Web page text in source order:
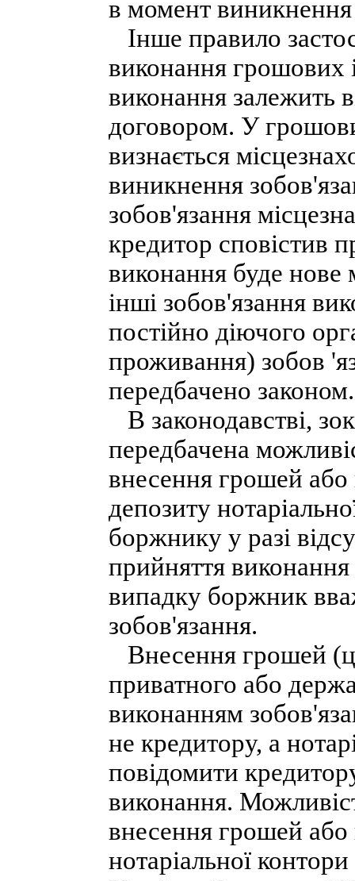
в момент виникнення
Інше правило
виконання грошових
виконання залежить
договором. У
визнається
виникнення
зобов'язання
кредитор сповістив
виконання буде нове
інші зобов'язання
постійно діючого
проживання) зобов
передбачено законом.
В законодавстві,
передбачена
внесення грошей або
депозиту
боржнику у разі
прийняття
випадку боржник
зобов'язання.
Внесення грошей
приватного або
виконанням
не кредитору, а
повідомити
виконання.
внесення грошей або
нотаріальної